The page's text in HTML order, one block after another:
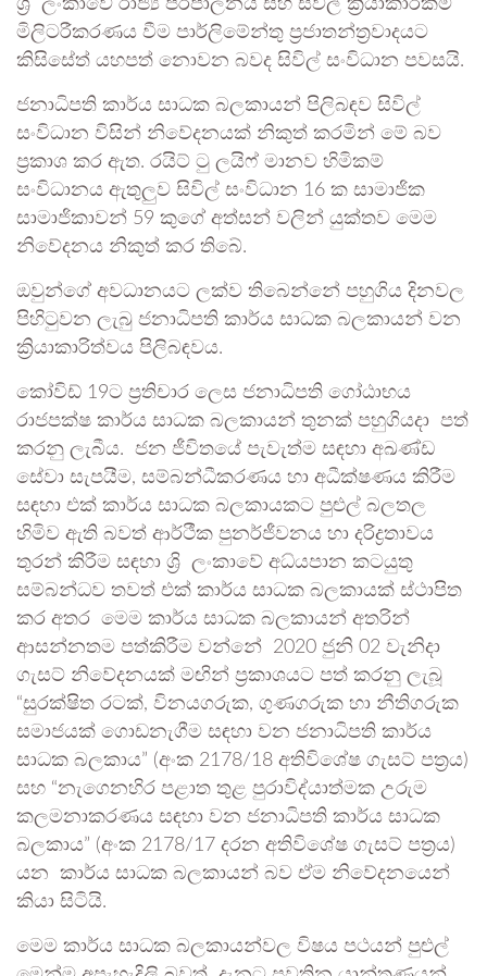
ශ්‍රී ලංකාවේ රාජ්‍ය පරිපාලනය සහ සිවිල් ක්‍රියාකාරකම්
මිලිටරීකරණය වීම පාර්ලිමේන්තු ප්‍රජාතන්ත්‍රවාදයට
කිසිසේත් යහපත් නොවන බවද සිවිල් සංවිධාන පවසයි.
ජනාධිපති කාර්ය සාධක බලකායන් පිලිබඳව සිවිල්
සංවිධාන විසින් නිවේදනයක් නිකුත් කරමින් මේ බව
ප්‍රකාශ කර ඇත. රයිට් ටු ලයිෆ් මානව හිමිකම්
සංවිධානය ඇතුලුව සිවිල් සංවිධාන 16 ක සාමාජික
සාමාජිකාවන් 59 කුගේ අත්සන් වලින් යුක්තව මෙම
නිවේදනය නිකුත් කර තිබේ.
ඔවුන්ගේ අවධානයට ලක්ව තිබෙන්නේ පහුගිය දිනවල
පිහිටුවන ලැබු ජනාධිපති කාර්ය සාධක බලකායන් වන
ක්‍රියාකාරිත්වය පිලිබඳවය.
කෝවිඩ් 19ට ප්‍රතිචාර ලෙස ජනාධිපති ගෝඨාභය
රාජපක්ෂ කාර්ය සාධක බලකායන් තුනක් පහුගියදා පත්
කරනු ලැබීය. ජන ජීවිතයේ පැවැත්ම සඳහා අඛණ්ඩ
සේවා සැපයීම, සම්බන්ධීකරණය හා අධීක්ෂණය කිරීම
සඳහා එක් කාර්ය සාධක බලකායකට පුළුල් බලතල
හිමිව ඇති බවත් ආර්ථීක පුනර්ජීවනය හා දරිද්‍රතාවය
තුරන් කිරීම සඳහා ශ්‍රි ලංකාවේ අධ්යපාන කටයුතු
සම්බන්ධව තවත් එක් කාර්ය සාධක බලකායක් ස්ථාපිත
කර අතර මෙම කාර්ය සාධක බලකායන් අතරින්
ආසන්නතම පත්කිරීම වන්නේ 2020 ජුනි 02 වැනිදා
ගැසට් නිවේදනයක් මඟින් ප්‍රකාශයට පත් කරනු ලැබූ
“සුරක්ෂිත රටක්, විනයගරුක, ගුණගරුක හා නීතිගරුක
සමාජයක් ගොඩනැගීම සඳහා වන ජනාධිපති කාර්ය
සාධක බලකාය” (අංක 2178/18 අතිවිශේෂ ගැසට් පත්‍රය)
සහ “නැගෙනහිර පළාත තුළ පුරාවිද්යාත්මක උරුම
කලමනාකරණය සඳහා වන ජනාධිපති කාර්ය සාධක
බලකාය” (අංක 2178/17 දරන අතිවිශේෂ ගැසට් පත්‍රය)
යන කාර්ය සාධක බලකායන් බව ඒම නිවේදනයෙන්
කියා සිටියි.
මෙම කාර්ය සාධක බලකායන්වල විෂය පථයන් පුළුල්